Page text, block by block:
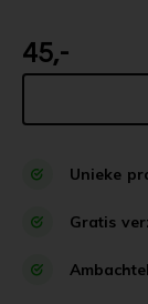
45,-
Unieke
Gratis